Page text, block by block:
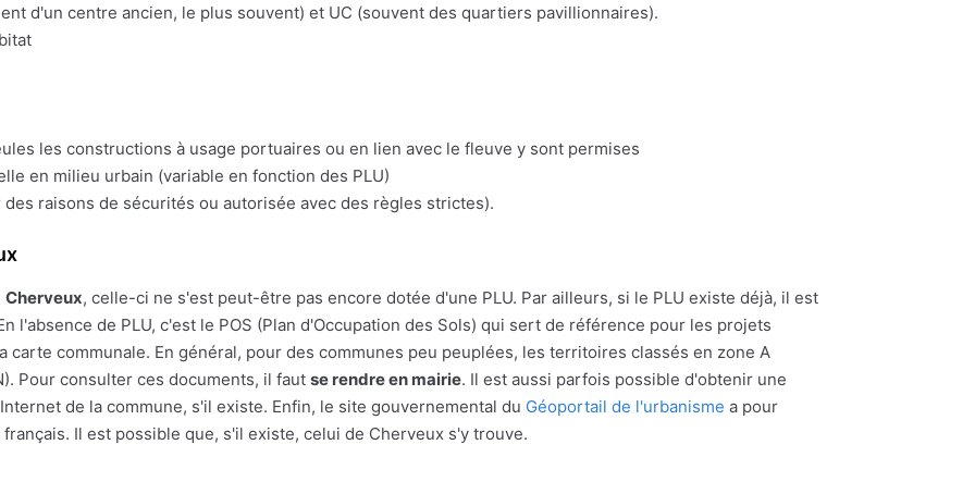
d'un centre ancien, le plus souvent) et UC (souvent des quartiers pavillionnaires).
les constructions à usage portuaires ou en lien avec le fleuve y sont permises
en milieu urbain (variable en fonction des PLU)
raisons de sécurités ou autorisée avec des règles strictes).
Cherveux, celle-ci ne s'est peut-être pas encore dotée d'une PLU. Par ailleurs, si le PLU existe déjà, il est
l'absence de PLU, c'est le POS (Plan d'Occupation des Sols) qui sert de référence pour les projets
carte communale. En général, pour des communes peu peuplées, les territoires classés en zone A
Pour consulter ces documents, il faut se rendre en mairie. Il est aussi parfois possible d'obtenir une
de la commune, s'il existe. Enfin, le site gouvernemental du Géoportail de l'urbanisme a pour
Il est possible que, s'il existe, celui de Cherveux s'y trouve.